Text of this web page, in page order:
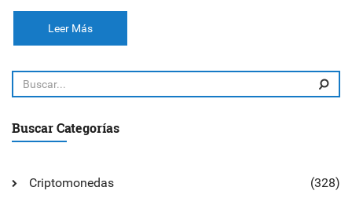
Leer Más
Buscar Categorías
Criptomonedas (328)